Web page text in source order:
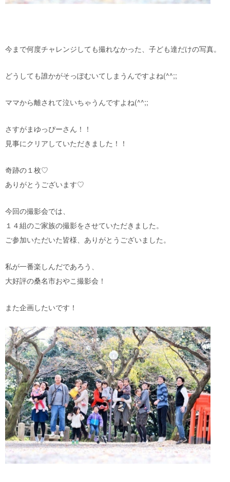
今まで何度チャレンジしても撮れなかった、子ども達だけの写真。
どうしても誰かがそっぽむいてしまうんですよね(^^;;
ママから離されて泣いちゃうんですよね(^^;;
さすがまゆっぴーさん！！
見事にクリアしていただきました！！
奇跡の１枚♡
ありがとうございます♡
今回の撮影会では、
１４組のご家族の撮影をさせていただきました。
ご参加いただいた皆様、ありがとうございました。
私が一番楽しんだであろう、
大好評の桑名市おやこ撮影会！
また企画したいです！